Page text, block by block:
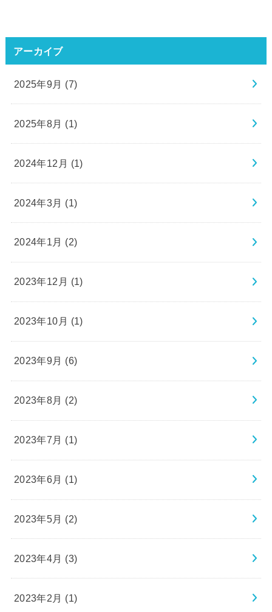
アーカイブ
2025年9月 (7)
2025年8月 (1)
2024年12月 (1)
2024年3月 (1)
2024年1月 (2)
2023年12月 (1)
2023年10月 (1)
2023年9月 (6)
2023年8月 (2)
2023年7月 (1)
2023年6月 (1)
2023年5月 (2)
2023年4月 (3)
2023年2月 (1)